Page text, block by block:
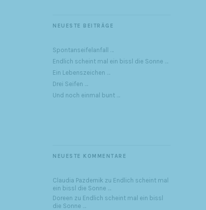
NEUESTE BEITRÄGE
Spontanseifelanfall …
Endlich scheint mal ein bissl die Sonne …
Ein Lebenszeichen …
Drei Seifen …
Und noch einmal bunt …
NEUESTE KOMMENTARE
Claudia Pazdernik zu Endlich scheint mal
ein bissl die Sonne …
Doreen zu Endlich scheint mal ein bissl
die Sonne …